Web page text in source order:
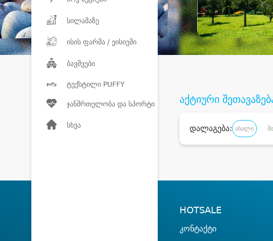
სილამაზე
ისის ფარმა / ეისიემი
ბავშვები
ტექსტილი PUFFY
ჯანმრთელობა და სპორტი
სხვა
აქტიური
დალაგება: ახალი
HOTSALE
კონტაქტი